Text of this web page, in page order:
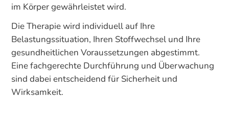
im Körper gewährleistet wird.
Die Therapie wird individuell auf Ihre
Belastungssituation, Ihren Stoffwechsel und Ihre
gesundheitlichen Voraussetzungen abgestimmt.
Eine fachgerechte Durchführung und Überwachung
sind dabei entscheidend für Sicherheit und
Wirksamkeit.